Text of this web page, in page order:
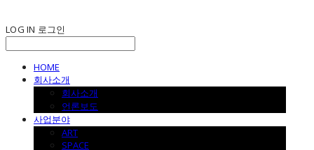
LOG IN 로그인
HOME
회사소개
회사소개
언론보도
사업분야
ART
SPACE